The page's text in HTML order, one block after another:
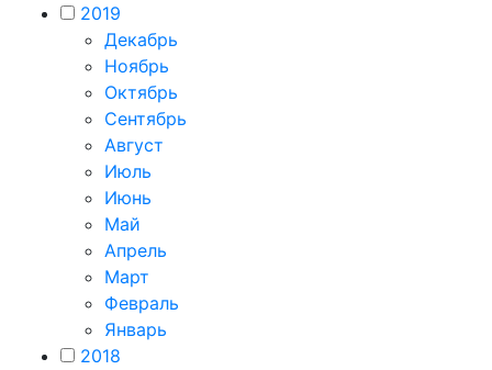
2019
Декабрь
Ноябрь
Октябрь
Сентябрь
Август
Июль
Июнь
Май
Апрель
Март
Февраль
Январь
2018